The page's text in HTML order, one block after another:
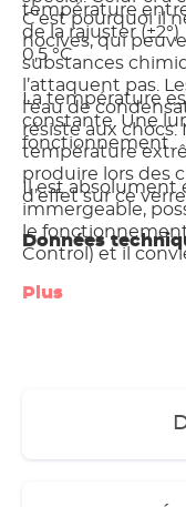
température
de la rajuster
0,5 °C.
La température
constante. Une
fonctionnement.
Il est absolument
immergeable,
le
Control) et il
C’est pourquoi il
nocives, qui
substances
l’attaquent pas.
l’eau de
résiste aux chocs.
température
produire lors des
d’effet sur ce
Données
(voir tableau
Plus